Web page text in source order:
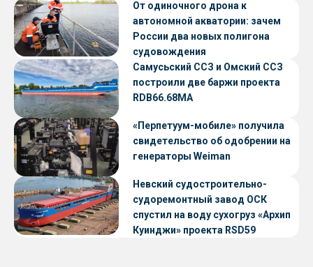
От одиночного дрона к
автономной акватории: зачем
России два новых полигона
судовождения
Самусьский ССЗ и Омский ССЗ
построили две баржи проекта
RDB66.68МА
«Перпетуум-мобиле» получила
свидетельство об одобрении на
генераторы Weiman
Невский судостроительно-
судоремонтный завод ОСК
спустил на воду сухогруз «Архип
Куинджи» проекта RSD59